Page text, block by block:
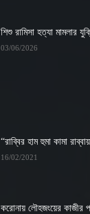
শিশু রামিসা হত্যা মামলার
03/06/2026
“রাব্বির হাম হুমা কামা
16/02/2021
করোনায় লৌহজংয়ের কাজীর